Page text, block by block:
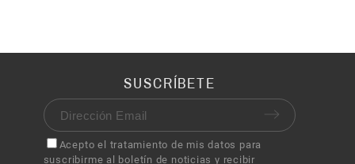
SUSCRÍBETE
Acepto el tratamiento de mis datos para
suscribirme al boletín de noticias y recibir